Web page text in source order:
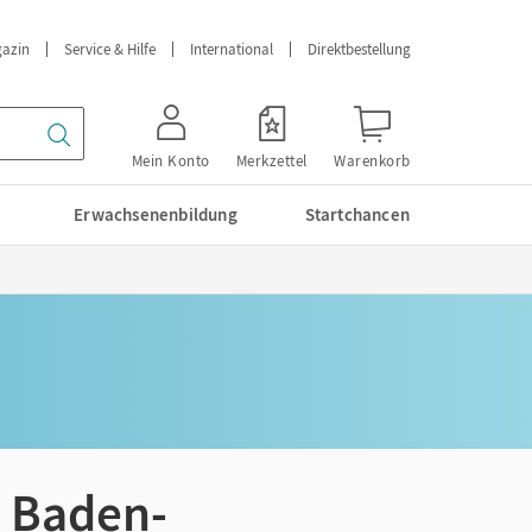
Service & Hilfe International Direktbestellung
Mein Konto Merkzettel Warenkorb
Erwachsenenbildung Startchancen